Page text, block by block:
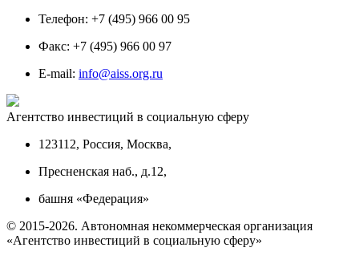
Телефон: +7 (495) 966 00 95
Факс: +7 (495) 966 00 97
E-mail: info@aiss.org.ru
Агентство инвестиций в социальную сферу
123112, Россия, Москва,
Пресненская наб., д.12,
башня «Федерация»
© 2015-2026. Автономная некоммерческая организация
«Агентство инвестиций в социальную сферу»